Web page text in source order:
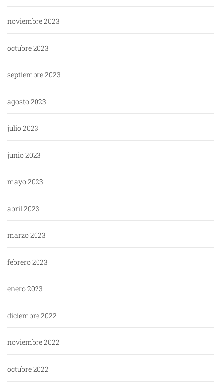
noviembre 2023
octubre 2023
septiembre 2023
agosto 2023
julio 2023
junio 2023
mayo 2023
abril 2023
marzo 2023
febrero 2023
enero 2023
diciembre 2022
noviembre 2022
octubre 2022